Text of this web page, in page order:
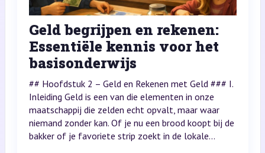
Geld begrijpen en rekenen:
Essentiële kennis voor het
basisonderwijs
## Hoofdstuk 2 – Geld en Rekenen met Geld ### I.
Inleiding Geld is een van die elementen in onze
maatschappij die zelden echt opvalt, maar waar
niemand zonder kan. Of je nu een brood koopt bij de
bakker of je favoriete strip zoekt in de lokale...